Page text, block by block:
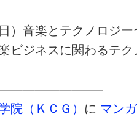
）音楽とテクノロジ
ジネスに関わるテク
院（ＫＣＧ） に マン